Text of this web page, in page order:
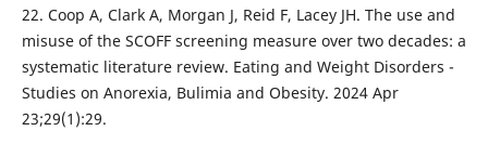
22. Coop A, Clark A, Morgan J, Reid F, Lacey JH. The use and
misuse of the SCOFF screening measure over two decades: a
systematic literature review. Eating and Weight Disorders -
Studies on Anorexia, Bulimia and Obesity. 2024 Apr
23;29(1):29.